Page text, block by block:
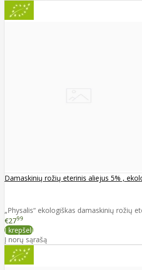
Damaskinių rožių eterinis aliejus 5% ,
„Physalis“ ekologiškas damaskinių rožių
€2799
Į krepšelį
Į norų sąrašą